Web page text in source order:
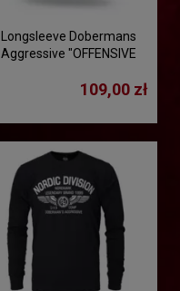
Longsleeve Dobermans
Aggressive "OFFENSIVE
109,00 zł